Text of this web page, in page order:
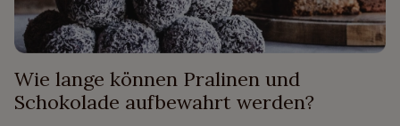
Wie lange können Pralinen und
Schokolade aufbewahrt werden?